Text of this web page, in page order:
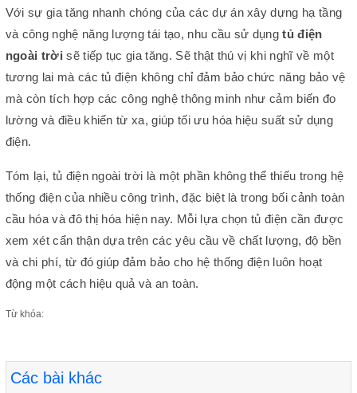
Với sự gia tăng nhanh chóng của các dự án xây dựng hạ tầng
và công nghệ năng lượng tái tạo, nhu cầu sử dụngtủ điện
ngoài trời sẽ tiếp tục gia tăng. Sẽ thật thú vị khi nghĩ về một
tương lai mà các tủ điện không chỉ đảm bảo chức năng bảo vệ
mà còn tích hợp các công nghệ thông minh như cảm biến đo
lường và điều khiển từ xa, giúp tối ưu hóa hiệu suất sử dụng
điện.
Tóm lại, tủ điện ngoài trời là một phần không thể thiếu trong hệ
thống điện của nhiều công trình, đặc biệt là trong bối cảnh toàn
cầu hóa và đô thị hóa hiện nay. Mỗi lựa chọn tủ điện cần được
xem xét cẩn thận dựa trên các yêu cầu về chất lượng, độ bền
và chi phí, từ đó giúp đảm bảo cho hệ thống điện luôn hoạt
động một cách hiệu quả và an toàn.
Từ khóa:
Các bài khác